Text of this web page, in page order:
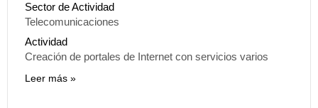
Sector de Actividad
Telecomunicaciones
Actividad
Creación de portales de Internet con servicios varios
Leer más